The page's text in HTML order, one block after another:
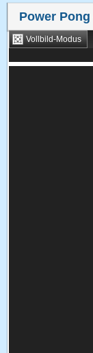
Power Pong
Vollbild-Modus